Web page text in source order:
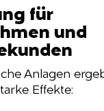
für
und
Anlagen
Effekte: